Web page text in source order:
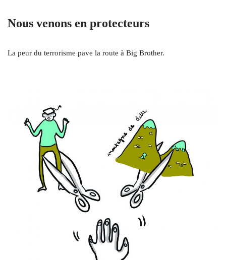
Nous venons en protecteurs
La peur du terrorisme pave la route à Big Brother.